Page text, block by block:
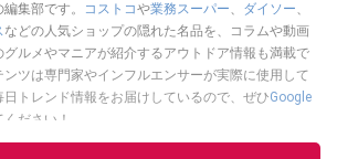
集部です。
コストコや業務スーパー、 ダイソー、
などの人気ショップの隠れた名品を、コラムや動画
ルメやマニアが紹介するアウトドア情報も満載で
ツは専門家やインフルエンサーが実際に使用して
トレンド情報をお届けしているので、ぜひGoogle
ください！